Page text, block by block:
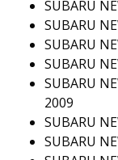
SUBARU
SUBARU
SUBARU
SUBARU
SUBARU
2009
SUBARU
SUBARU